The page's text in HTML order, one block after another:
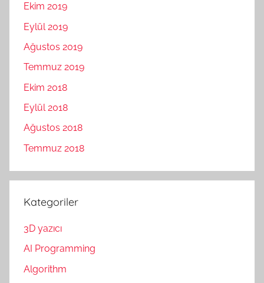
Ekim 2019
Eylül 2019
Ağustos 2019
Temmuz 2019
Ekim 2018
Eylül 2018
Ağustos 2018
Temmuz 2018
Kategoriler
3D yazıcı
AI Programming
Algorithm